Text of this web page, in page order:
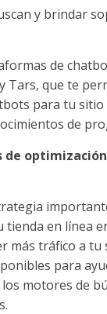
y brindar
de
Tars, que te
para tu sitio
de
de
tienda en línea
más tráfico a tu
para
motores de